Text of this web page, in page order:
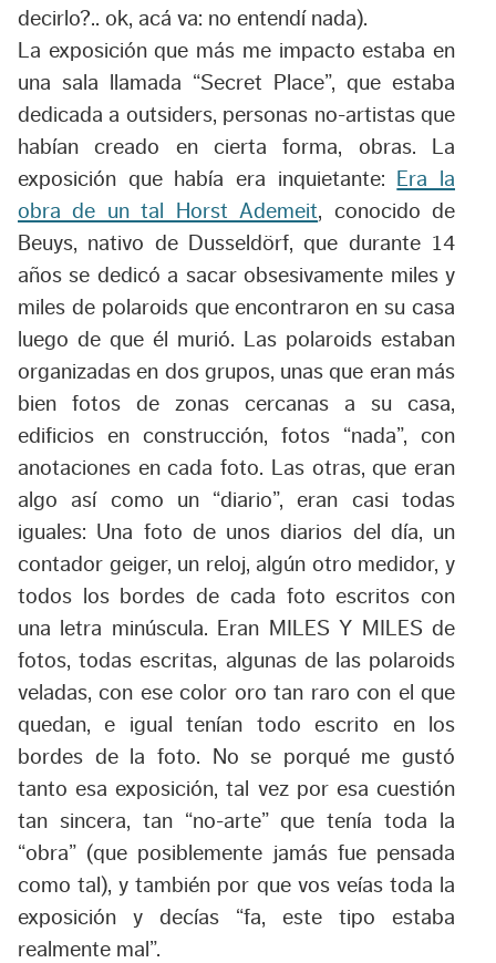
decirlo?.. ok, acá va: no entendí nada).
La exposición que más me impacto estaba en
una sala llamada “Secret Place”, que estaba
dedicada a outsiders, personas no-artistas que
habían creado en cierta forma, obras. La
exposición que había era inquietante:
Era la
obra de un tal Horst Ademeit, conocido de
Beuys, nativo de Dusseldörf, que durante 14
años se dedicó a sacar obsesivamente miles y
miles de polaroids que encontraron en su casa
luego de que él murió. Las polaroids estaban
organizadas en dos grupos, unas que eran más
bien fotos de zonas cercanas a su casa,
edificios en construcción, fotos “nada”, con
anotaciones en cada foto. Las otras, que eran
algo así como un “diario”, eran casi todas
iguales: Una foto de unos diarios del día, un
contador geiger, un reloj, algún otro medidor, y
todos los bordes de cada foto escritos con
una letra minúscula. Eran MILES Y MILES de
fotos, todas escritas, algunas de las polaroids
veladas, con ese color oro tan raro con el que
quedan, e igual tenían todo escrito en los
bordes de la foto. No se porqué me gustó
tanto esa exposición, tal vez por esa cuestión
tan sincera, tan “no-arte” que tenía toda la
“obra” (que posiblemente jamás fue pensada
como tal), y también por que vos veías toda la
exposición y decías “fa, este tipo estaba
realmente mal”.